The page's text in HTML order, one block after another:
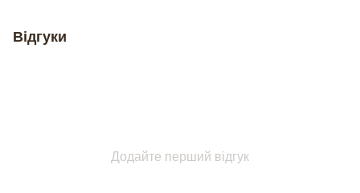
Відгуки
Додайте перший відгук